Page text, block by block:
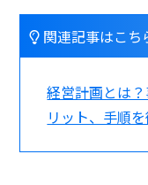
関連記事はこち
経営計画とは
リット、手順